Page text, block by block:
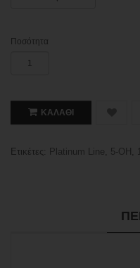
Ποσότητα
ΚΑΛΆΘΙ
Ετικέτες: Platinum Line, 5-OH ,